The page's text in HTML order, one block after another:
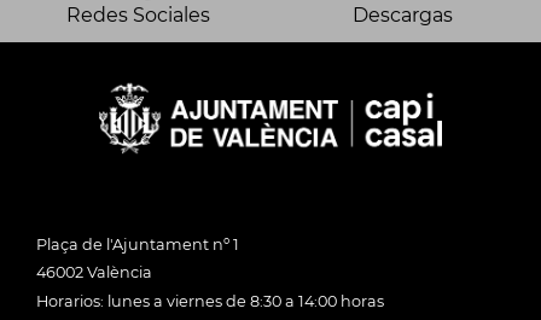
Redes Sociales Descargas
Plaça de l'Ajuntament nº 1
46002 València
Horarios: lunes a viernes de 8:30 a 14:00 horas